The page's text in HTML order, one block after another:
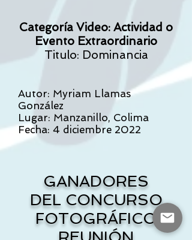
Categoría Video: Actividad o
Evento Extraordinario
Titulo: Dominancia
Autor: Myriam Llamas
González
Lugar: Manzanillo, Colima
Fecha: 4 diciembre 2022
GANADORES
DEL CONCURSO
FOTOGRÁFICO